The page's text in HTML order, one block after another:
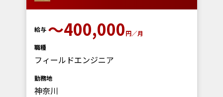
給与 〜400,000円／月
職種
フィールドエンジニア
勤務地
神奈川